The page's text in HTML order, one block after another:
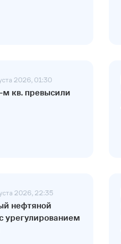
2026, 01:30
кв. превысили
2026, 22:35
нефтяной
урегулированием